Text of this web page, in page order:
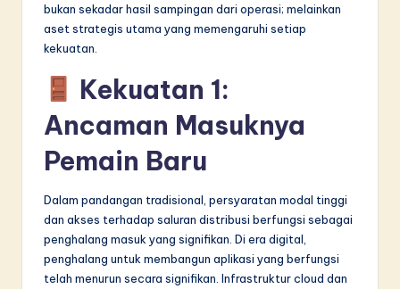
bukan sekadar hasil sampingan dari operasi; melainkan
aset strategis utama yang memengaruhi setiap
kekuatan.
Kekuatan 1:
Ancaman Masuknya
Pemain Baru
Dalam pandangan tradisional, persyaratan modal tinggi
dan akses terhadap saluran distribusi berfungsi sebagai
penghalang masuk yang signifikan. Di era digital,
penghalang untuk membangun aplikasi yang berfungsi
telah menurun secara signifikan. Infrastruktur cloud dan